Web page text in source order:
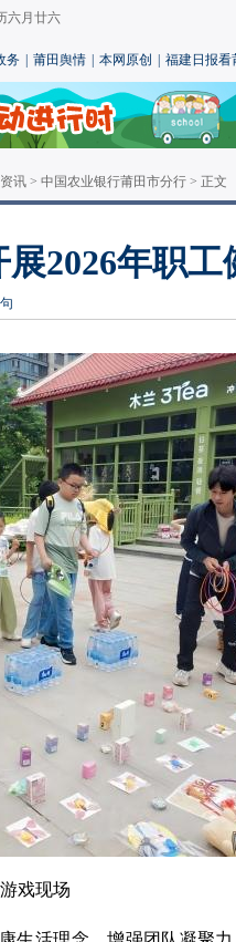
六月廿六
务 莆田舆情 本网原创 福建日报看
讯 > 中国农业银行莆田市分行 > 正文
2026年职
游戏现场